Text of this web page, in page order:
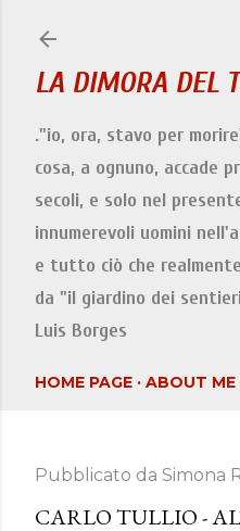
LA DIMORA DEL
."io, ora, stavo per
cosa, a ognuno, accade
secoli, e solo nel
innumerevoli uomini
e tutto ciò che
da "il giardino dei
Luis Borges
HOME PAGE ABOUT ME
Pubblicato da Simona
CARLO TULLIO -